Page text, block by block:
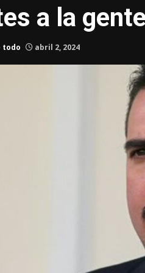
a la
todo abril 2, 2024